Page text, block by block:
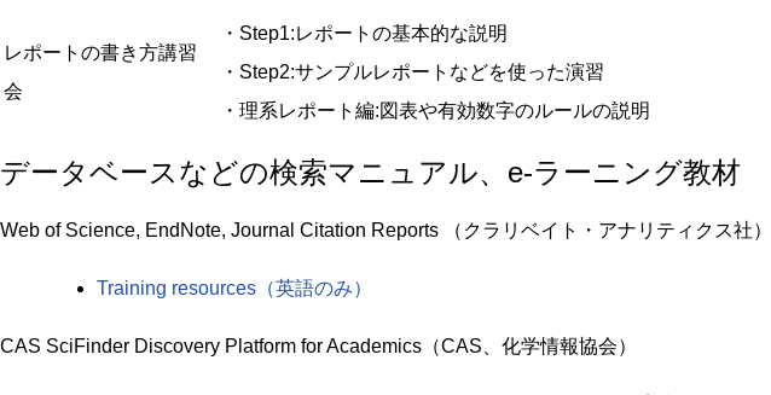
レポートの書き方講習
会
・Step1:レポートの基本的な説明
・Step2:サンプルレポートなどを使った演習
・理系レポート編:図表や有効数字のルールの説明
データベースなどの検索マニュアル、e-ラーニング教材
Web of Science, EndNote, Journal Citation Reports （クラリベイト・アナリティクス社）
Training resources（英語のみ）
CAS SciFinder Discovery Platform for Academics（CAS、化学情報協会）